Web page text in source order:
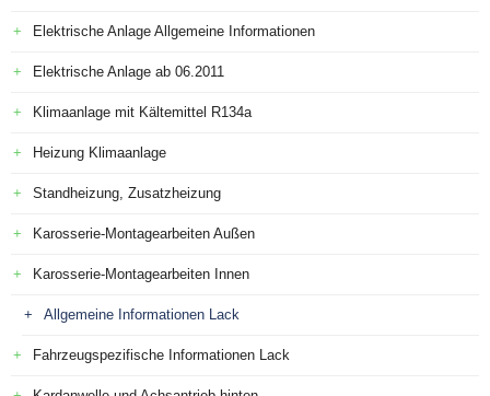
Elektrische Anlage Allgemeine Informationen
Elektrische Anlage ab 06.2011
Klimaanlage mit Kältemittel R134a
Heizung Klimaanlage
Standheizung, Zusatzheizung
Karosserie-Montagearbeiten Außen
Karosserie-Montagearbeiten Innen
Allgemeine Informationen Lack
Fahrzeugspezifische Informationen Lack